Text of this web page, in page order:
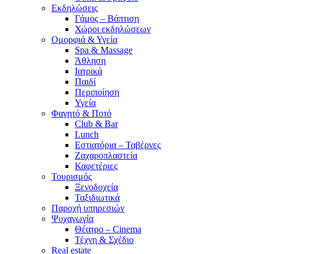
Εκδηλώσεις
Γάμος – Βάπτιση
Χώροι εκδηλώσεων
Ομορφιά & Υγεία
Spa & Massage
Άθληση
Ιατρικά
Παιδί
Περιποίηση
Υγεία
Φαγητό & Ποτό
Club & Bar
Lunch
Εστιατόρια – Ταβέρνες
Ζαχαροπλαστεία
Καφετέριες
Τουρισμός
Ξενοδοχεία
Ταξιδιωτικά
Παροχή υπηρεσιών
Ψυχαγωγία
Θέατρο – Cinema
Τέχνη & Σχέδιο
Real estate